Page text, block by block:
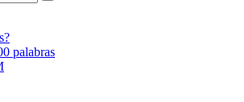
palabras